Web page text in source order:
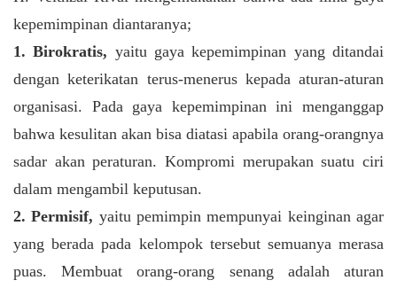
kepemimpinan diantaranya;
1. Birokratis, yaitu gaya kepemimpinan yang ditandai
dengan keterikatan terus-menerus kepada aturan-aturan
organisasi. Pada gaya kepemimpinan ini menganggap
bahwa kesulitan akan bisa diatasi apabila orang-orangnya
sadar akan peraturan. Kompromi merupakan suatu ciri
dalam mengambil keputusan.
2. Permisif, yaitu pemimpin mempunyai keinginan agar
yang berada pada kelompok tersebut semuanya merasa
puas. Membuat orang-orang senang adalah aturan